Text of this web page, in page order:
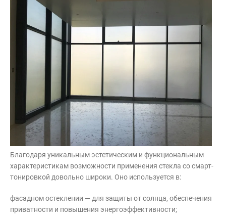
Благодаря уникальным эстетическим и функциональным
характеристикам возможности применения стекла со смарт-
тонировкой довольно широки. Оно используется в:
фасадном остеклении — для защиты от солнца, обеспечения
приватности и повышения энергоэффективности;